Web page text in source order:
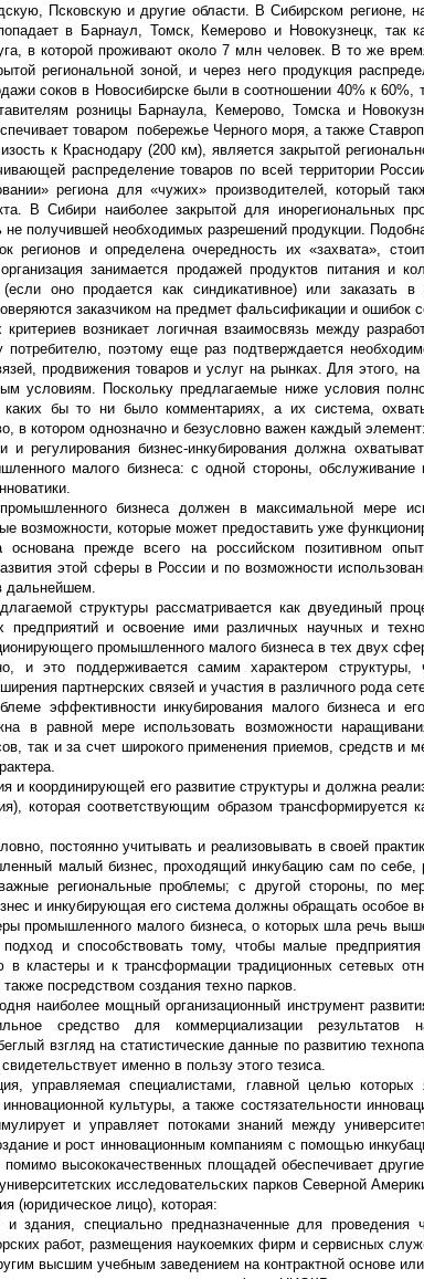
Псковскую и другие области. В Сибирском регионе,
в Барнаул, Томск, Кемерово и Новокузнецк, так
в которой проживают около 7 млн человек. В то же
региональной зоной, и через него продукция
соков в Новосибирске были в соотношении 40% к 60%,
розницы Барнаула, Кемерово, Томска и
товаром побережье Черного моря, а также
к Краснодару (200 км), является закрытой
распределение товаров по всей территории
региона для «чужих» производителей, который
В Сибири наиболее закрытой для инорегиональных
получившей необходимых разрешений продукции.
регионов и определена очередность их «захвата»,
занимается продажей продуктов питания и
(если оно продается как синдикативное) или заказать
заказчиком на предмет фальсификации и ошибок
возникает логичная взаимосвязь между
потребителю, поэтому еще раз подтверждается
продвижения товаров и услуг на рынках. Для этого,
условиям. Поскольку предлагаемые ниже условия
бы то ни было комментариях, а их система,
в котором однозначно и безусловно важен каждый элемент:
и регулирования бизнес-инкубирования должна
малого бизнеса: с одной стороны,
бизнеса должен в максимальной мере
возможности, которые может предоставить уже
основана прежде всего на российском позитивном
этой сферы в России и по возможности
дальнейшем.
структуры рассматривается как двуединый
и освоение ими различных научных и
промышленного малого бизнеса в тех двух
и это поддерживается самим характером структуры,
партнерских связей и участия в различного рода
эффективности инкубирования малого бизнеса и
в равной мере использовать возможности
так и за счет широкого применения приемов, средств и
и координирующей его развитие структуры и должна
которая соответствующим образом трансформируется
постоянно учитывать и реализовывать в своей
малый бизнес, проходящий инкубацию сам по себе,
региональные проблемы; с другой стороны, по
и инкубирующая его система должны обращать особое
промышленного малого бизнеса, о которых шла речь
и способствовать тому, чтобы малые
кластеры и к трансформации традиционных сетевых
посредством создания техно парков.
наиболее мощный организационный инструмент
средство для коммерциализации результатов
взгляд на статистические данные по развитию
именно в пользу этого тезиса.
управляемая специалистами, главной целью которых
культуры, а также состязательности
и управляет потоками знаний между
и рост инновационным компаниям с помощью
высококачественных площадей обеспечивает
исследовательских парков Северной
(юридическое лицо), которая:
здания, специально предназначенные для проведения
работ, размещения наукоемких фирм и сервисных
высшим учебным заведением на контрактной основе